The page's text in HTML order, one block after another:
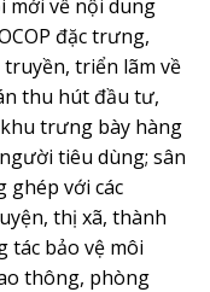
mới về nội dung
đặc trưng,
triển lãm về
thu hút đầu tư,
trưng bày hàng
tiêu dùng; sân
ghép với các
thị xã, thành
tác bảo vệ môi
thông, phòng